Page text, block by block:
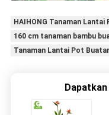
HAIHONG Tanaman Lantai
160 cm tanaman bambu
Tanaman Lantai Pot